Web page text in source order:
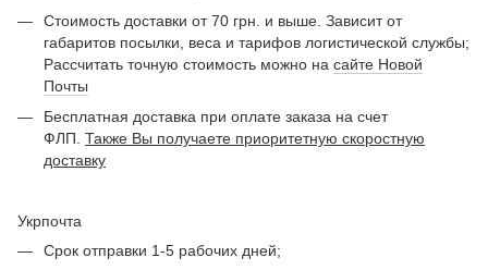
Стоимость доставки от 70 грн. и выше. Зависит от
габаритов посылки, веса и тарифов логистической службы;
Рассчитать точную стоимость можно на сайте Новой
Почты
Бесплатная доставка при оплате заказа на счет
ФЛП. Также Вы получаете приоритетную скоростную
доставку
Укрпочта
Срок отправки 1-5 рабочих дней;